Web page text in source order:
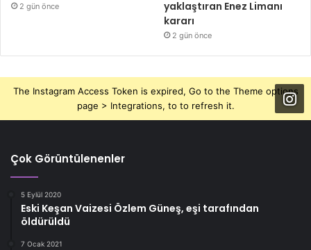
2 gün önce
yaklaştıran Enez Limanı
kararı
2 gün önce
The Instagram Access Token is expired, Go to the Theme options
page > Integrations, to to refresh it.
Çok Görüntülenenler
5 Eylül 2020
Eski Keşan Vaizesi Özlem Güneş, eşi tarafından
öldürüldü
7 Ocak 2021